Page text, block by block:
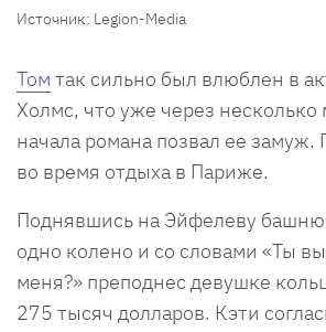
Источник: Legion-Media
Том так сильно был влюблен в
Холмс, что уже через несколько
начала романа позвал ее замуж.
во время отдыха в Париже.
Поднявшись на Эйфелеву
одно колено и со словами «Ты
меня?» преподнес девушке
275 тысяч долларов. Кэти